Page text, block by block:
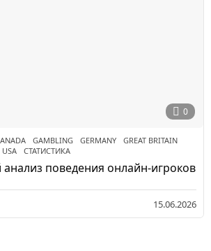
0
,GAMBLING ,GERMANY ,GREAT BRITAIN
,USA ,СТАТИСТИКА
поведения онлайн-игроков
15.06.2026